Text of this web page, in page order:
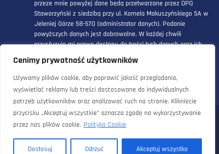
Cenimy prywatność użytkowników
Używamy plików cookie, aby poprawić jakość przeglądania,
wyświetlać reklamy lub treści dostosowane do indywidualnych
potrzeb użytkowników oraz analizować ruch na stronie. Kliknięcie
przycisku „Akceptuj wszystkie” oznacza zgodę na wykorzystywanie
przez nas plików cookie. Polityka Cookie
Dostosuj Odrzuć Akceptuj wszystko
przeze mnie powyżej dane będą przetwarzane przez DPG
Staworzyński z siedzibą przy ul. Kornela Makuszyńskiego 5A w
Jeleniej Górze 58-570 (administrator danych). Podanie
powyższych danych jest dobrowolne. W każdej chwili
przysługuje mi prawo dostępu do treści tych danych oraz ich
poprawienia, a powyższa zgoda może być odwołana w każdym
czasie.
© 2024 Doradztwo Przemysłowo Gospodarcze Staworzyński. Wszelkie